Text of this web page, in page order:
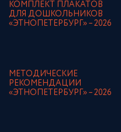
КОМПЛЕКТ ПЛАКАТОВ
ДЛЯ ДОШКОЛЬНИКОВ
«ЭТНОПЕТЕРБУРГ» – 2026
МЕТОДИЧЕСКИЕ
РЕКОМЕНДАЦИИ
«ЭТНОПЕТЕРБУРГ» – 2026